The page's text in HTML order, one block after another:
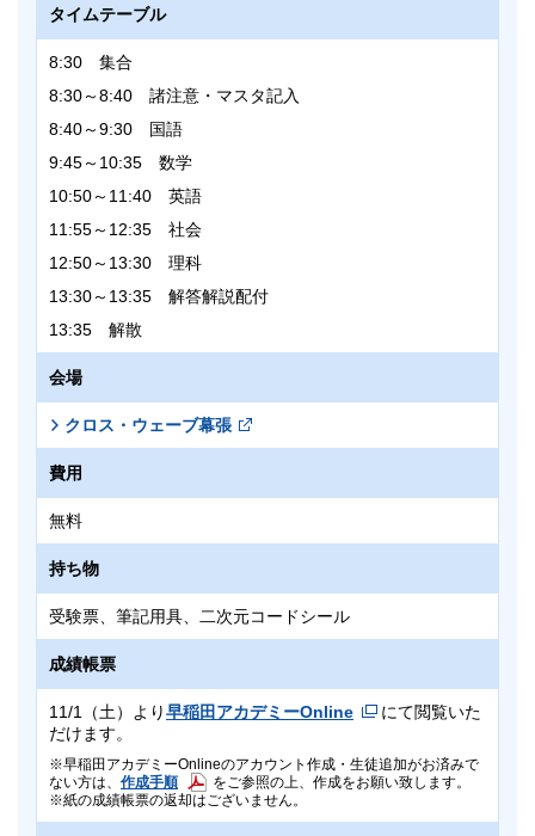
タイムテーブル
8:30 集合
8:30～8:40 諸注意・マスタ記入
8:40～9:30 国語
9:45～10:35 数学
10:50～11:40 英語
11:55～12:35 社会
12:50～13:30 理科
13:30～13:35 解答解説配付
13:35 解散
会場
クロス・ウェーブ幕張
費用
無料
持ち物
受験票、筆記用具、二次元コードシール
成績帳票
11/1（土）より早稲田アカデミーOnline
にて閲覧いた
だけます。
早稲田アカデミーOnlineのアカウント作成・生徒追加がお済みで
ない方は、 作成手順
をご参照の上、作成をお願い致します。
紙の成績帳票の返却はございません。